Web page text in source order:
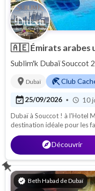
🇦🇪Émirats arabes
Sublim'k Dubaï Souccot
location_on Dubaï beach_accessClub
event_available25/09/2026 • schedule 10
Dubaï à Souccot ! à l'Hotel Marriot Jumeirah Palm. C’est la
destination idéale pour les
soleil.
exploreDécouvrir
verified Beth Habad de Dubaï